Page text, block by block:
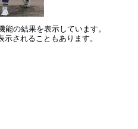
の結果を表示しています。
されることもあります。